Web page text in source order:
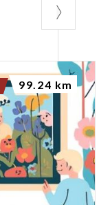
99.24 km